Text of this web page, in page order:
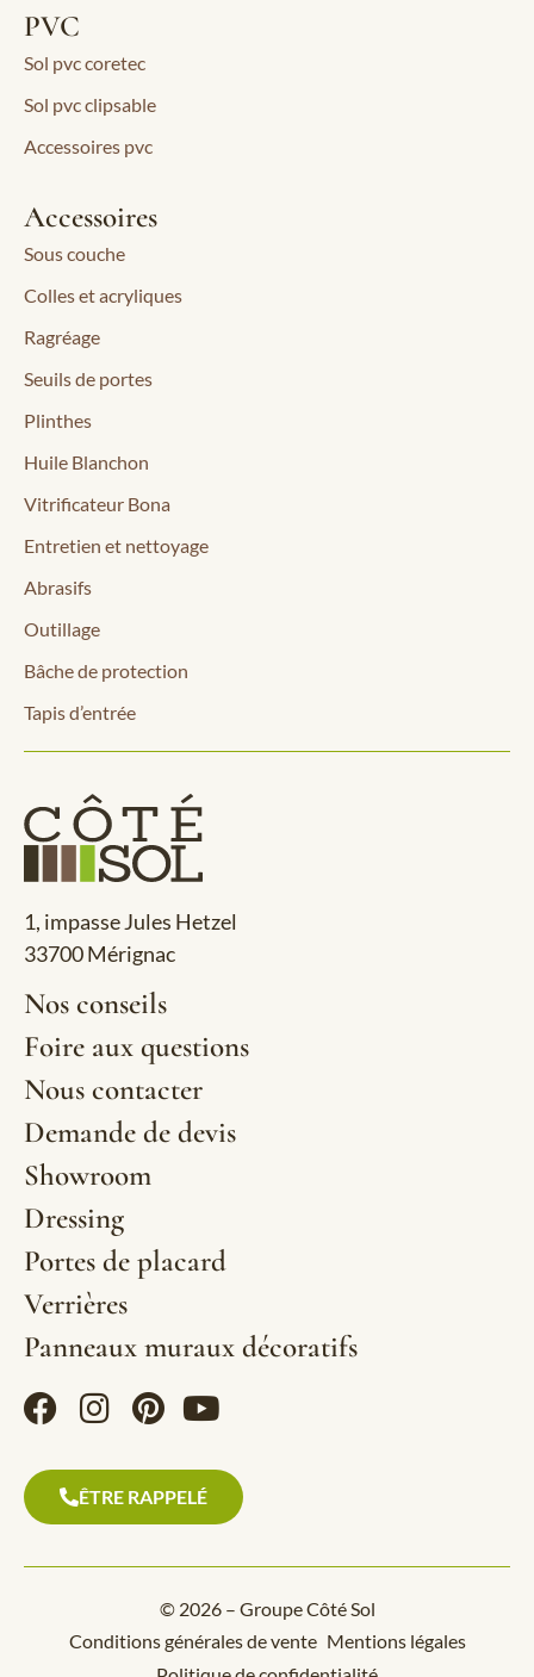
PVC
Sol pvc coretec
Sol pvc clipsable
Accessoires pvc
Accessoires
Sous couche
Colles et acryliques
Ragréage
Seuils de portes
Plinthes
Huile Blanchon
Vitrificateur Bona
Entretien et nettoyage
Abrasifs
Outillage
Bâche de protection
Tapis d’entrée
1, impasse Jules Hetzel
33700 Mérignac
Nos conseils
Foire aux questions
Nous contacter
Demande de devis
Showroom
Dressing
Portes de placard
Verrières
Panneaux muraux décoratifs
ÊTRE RAPPELÉ
© 2026 – Groupe Côté Sol
Conditions générales de vente Mentions légales